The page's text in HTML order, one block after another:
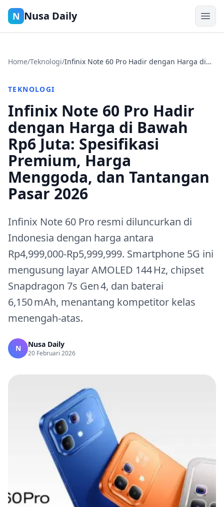
N Nusa Daily
Home/Teknologi/Infinix Note 60 Pro Hadir dengan Harga di
TEKNOLOGI
Infinix Note 60 Pro Hadir
dengan Harga di Bawah
Rp6 Juta: Spesifikasi
Premium, Harga
Menggoda, dan Tantangan
Pasar 2026
Infinix Note 60 Pro resmi diluncurkan di
Indonesia dengan harga antara
Rp4,999,000‑Rp5,999,999. Smartphone 5G ini
mengusung layar AMOLED 144 Hz, chipset
Snapdragon 7s Gen 4, dan baterai
6,150 mAh, menantang kompetitor kelas
menengah‑atas.
N Nusa Daily
20 Februari 2026